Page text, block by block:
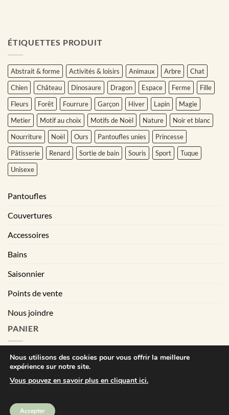
ÉTIQUETTES PRODUIT
Abstrait & forme Activités & loisirs Animaux Arbre
Chat
Chien
Château Dinosaure Dragon Espace Ferme
Fille
Fleurs
Forêt Fourrure Garçon Hiver Lapin
Magie
Metier
Motif au choix Motifs de Noël Nature
Noir et blanc
Nourriture
Noël Ours Pantoufles unies
Princesse
Pâtisserie
Renard Sortie de bain Souris Sport
Tuque
Unisexe
Pantoufles
Couvertures
Accessoires
Bains
Saisonnier
Points de vente
Nous joindre
PANIER
Conditions générales de vente
Nous utilisons des cookies pour vous offrir la meilleure
expérience sur notre site.
Vous pouvez en savoir plus en cliquant ici.
Accepter